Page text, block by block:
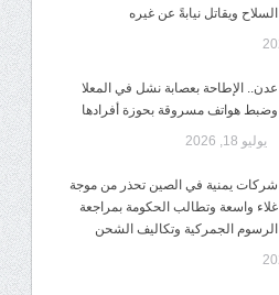
السلاح ويقاتل نيابةً عن غيره
عدن.. الإطاحة بعصابة نشل في المعلا
وضبط هواتف مسروقة بحوزة أفرادها
يوليو 18, 2026
شركات يمنية في الصين تحذر من موجة
غلاء واسعة وتطالب الحكومة بمراجعة
الرسوم الجمركية وتكاليف الشحن